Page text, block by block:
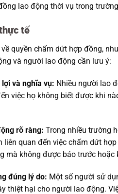
lao động thời vụ trong
tế
quyền chấm dứt hợp đồng,
và người lao động cần lưu ý:
và nghĩa vụ: Nhiều người lao
việc họ không biết được khi
rõ ràng: Trong nhiều trường
liên quan đến việc chấm dứt
mà không được báo trước hoặc
đúng lý do: Một số người sử
thiệt hại cho người lao động.